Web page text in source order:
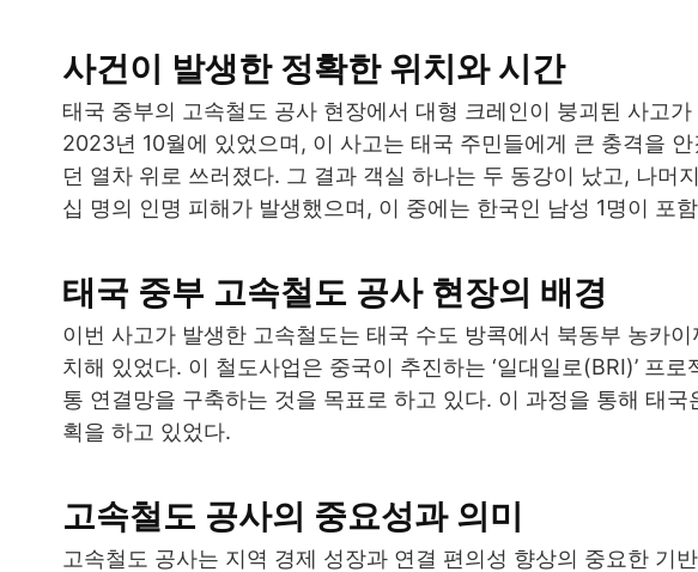
사건이 발생한 정확한 위치와 시간
태국 중부의 고속철도 공사 현장에서 대형 크레인이 붕괴된 사고
2023년 10월에 있었으며, 이 사고는 태국 주민들에게 큰 충격을
던 열차 위로 쓰러졌다. 그 결과 객실 하나는 두 동강이 났고, 나머
십 명의 인명 피해가 발생했으며, 이 중에는 한국인 남성 1명이 포
태국 중부 고속철도 공사 현장의 배경
이번 사고가 발생한 고속철도는 태국 수도 방콕에서 북동부 농카
치해 있었다. 이 철도사업은 중국이 추진하는 ‘일대일로(BRI)’ 프
통 연결망을 구축하는 것을 목표로 하고 있다. 이 과정을 통해 태
획을 하고 있었다.
고속철도 공사의 중요성과 의미
고속철도 공사는 지역 경제 성장과 연결 편의성 향상의 중요한 기